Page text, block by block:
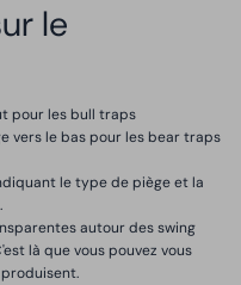
le
pour les bull traps
vers le bas pour les bear traps
le type de piège et la
autour des swing
là que vous pouvez vous